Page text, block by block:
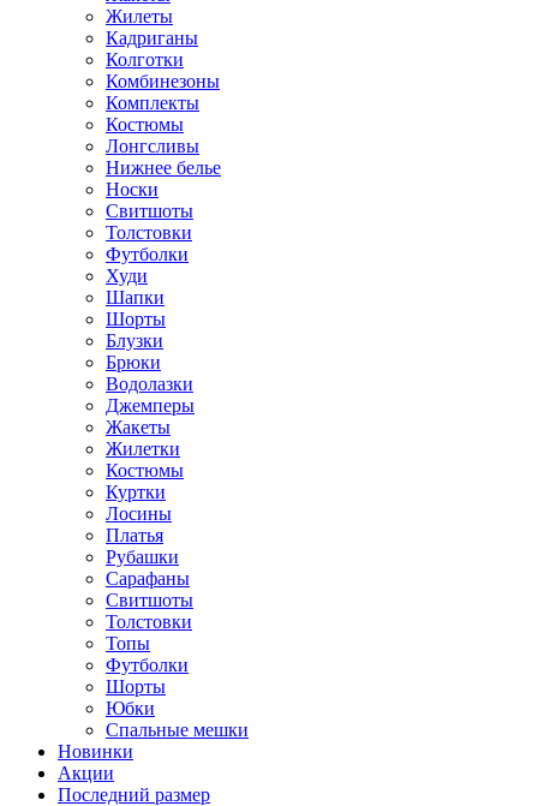
Жилеты
Кадриганы
Колготки
Комбинезоны
Комплекты
Костюмы
Лонгсливы
Нижнее белье
Носки
Свитшоты
Толстовки
Футболки
Худи
Шапки
Шорты
Блузки
Брюки
Водолазки
Джемперы
Жакеты
Жилетки
Костюмы
Куртки
Лосины
Платья
Рубашки
Сарафаны
Свитшоты
Толстовки
Топы
Футболки
Шорты
Юбки
Спальные мешки
Новинки
Акции
Последний размер